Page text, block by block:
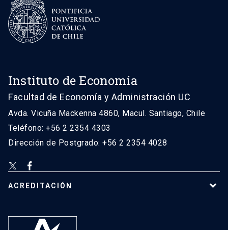
Instituto de Economía
Facultad de Economía y Administración UC
Avda. Vicuña Mackenna 4860, Macul. Santiago, Chile
Teléfono: +56 2 2354 4303
Dirección de Postgrado: +56 2 2354 4028
ACREDITACIÓN